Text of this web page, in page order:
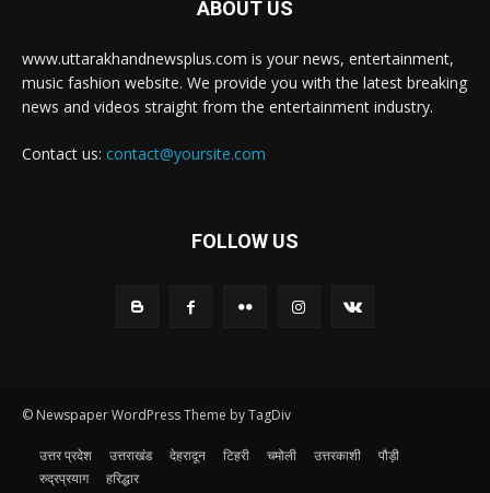
ABOUT US
www.uttarakhandnewsplus.com is your news, entertainment,
music fashion website. We provide you with the latest breaking
news and videos straight from the entertainment industry.
Contact us: contact@yoursite.com
FOLLOW US
© Newspaper WordPress Theme by TagDiv
उत्तर प्रदेश उत्तराखंड देहरादून टिहरी चमोली उत्तरकाशी
पौड़ी
रुद्रप्रयाग
हरिद्धार